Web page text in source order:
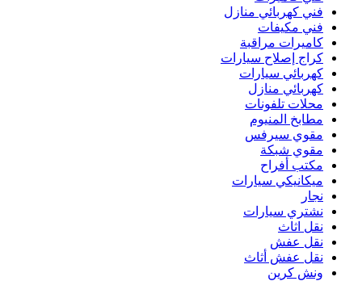
فني كهربائي منازل
فني مكيفات
كاميرات مراقبة
كراج إصلاح سيارات
كهربائي سيارات
كهربائي منازل
محلات تلفونات
مطابخ المنيوم
مقوي سيرفس
مقوي شبكة
مكتب أفراح
ميكانيكي سيارات
نجار
نشتري سيارات
نقل اثاث
نقل عفش
نقل عفش أثاث
ونش كرين